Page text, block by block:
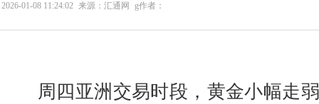
2026-01-08 11:24:02 来源：汇通网 g作者：
周四亚洲交易时段，黄金小幅走弱